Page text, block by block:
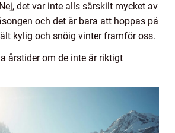
det var inte alls särskilt mycket av
och det är bara att hoppas på
kylig och snöig vinter framför oss.
årstider om de inte är riktigt